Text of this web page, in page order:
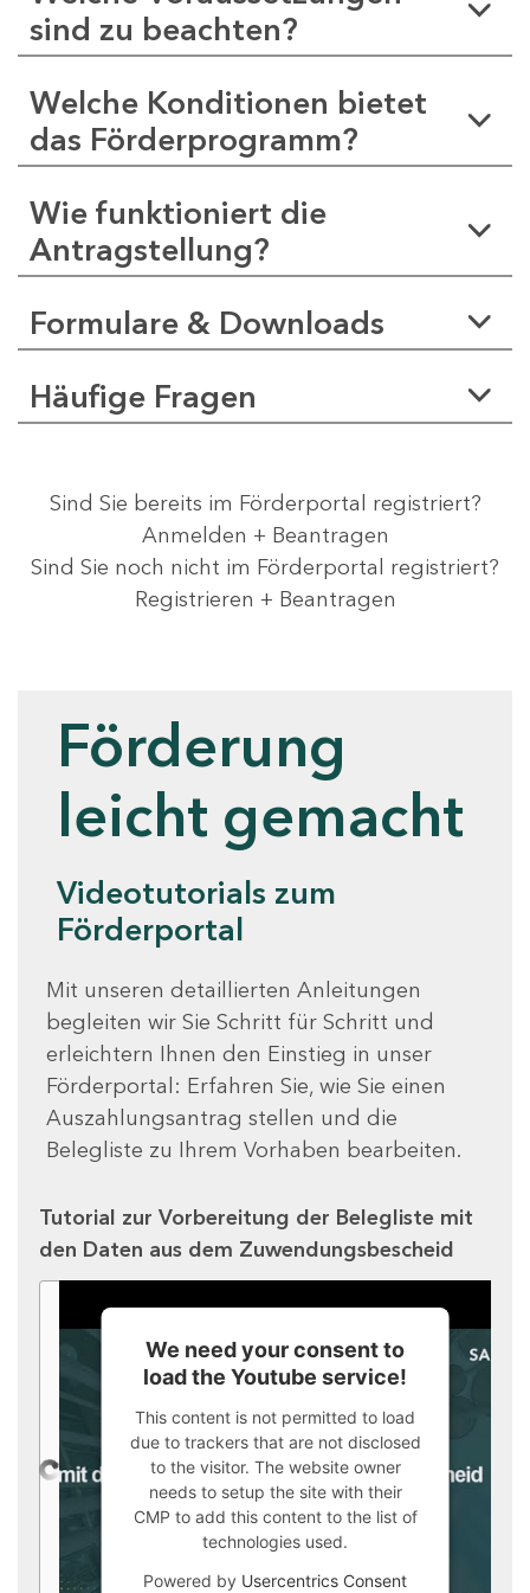
sind zu beachten?
Welche Konditionen bietet
das Förderprogramm?
Wie funktioniert die
Antragstellung?
Formulare & Downloads
Häufige Fragen
Sind Sie bereits im Förderportal registriert?
Anmelden + Beantragen
Sind Sie noch nicht im Förderportal registriert?
Registrieren + Beantragen
Förderung
leicht gemacht
Videotutorials zum
Förderportal
Mit unseren detaillierten Anleitungen
begleiten wir Sie Schritt für Schritt und
erleichtern Ihnen den Einstieg in unser
Förderportal: Erfahren Sie, wie Sie einen
Auszahlungsantrag stellen und die
Belegliste zu Ihrem Vorhaben bearbeiten.
Tutorial zur Vorbereitung der Belegliste mit
den Daten aus dem Zuwendungsbescheid
We need your consent to
load the Youtube service!
This content is not permitted to load
due to trackers that are not disclosed
to the visitor. The website owner
needs to setup the site with their
CMP to add this content to the list of
technologies used.
Powered by Usercentrics Consent